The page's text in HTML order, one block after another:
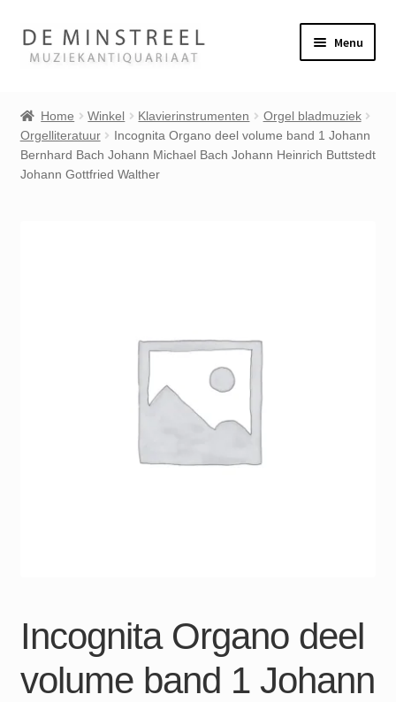
Ga
door
Ga
naar
Menu
Contact
Home Winkel Klavierinstrumenten
Orgel bladmuziek
Orgelliteratuur
Incognita Organo deel volume band 1 Johann
Bernhard Bach Johann Michael Bach Johann Heinrich Buttstedt
Johann Gottfried Walther
Incognita Organo deel
volume band 1 Johann